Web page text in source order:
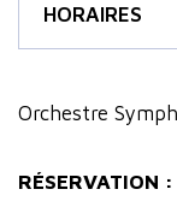
HORAIRES
Orchestre
RÉSERVATION :